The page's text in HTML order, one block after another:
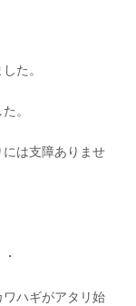
た。
。
は支障ありませ
ハギがアタリ始